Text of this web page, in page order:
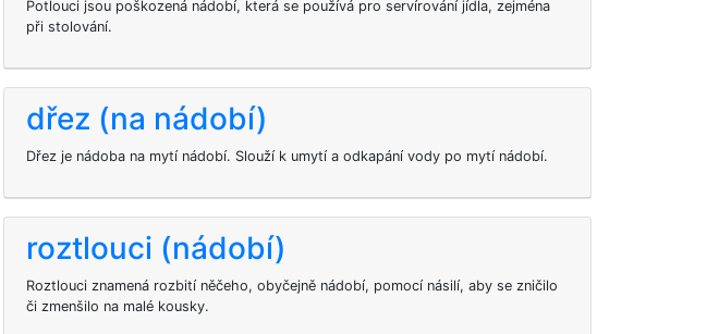
Potlouci jsou poškozená nádobí, která se používá pro servírování jídla, zejména
při stolování.
dřez (na nádobí)
Dřez je nádoba na mytí nádobí. Slouží k umytí a odkapání vody po mytí nádobí.
roztlouci (nádobí)
Roztlouci znamená rozbití něčeho, obyčejně nádobí, pomocí násilí, aby se zničilo
či zmenšilo na malé kousky.